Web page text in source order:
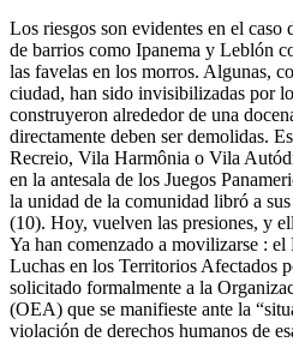
Los riesgos son evidentes en el
de barrios como Ipanema y Leblón
las favelas en los morros. Algunas,
ciudad, han sido invisibilizadas por
construyeron alrededor de una
directamente deben ser demolidas.
Recreio, Vila Harmônia o Vila
en la antesala de los Juegos
la unidad de la comunidad libró a
(10). Hoy, vuelven las presiones, y
Ya han comenzado a movilizarse :
Luchas en los Territorios Afectados
solicitado formalmente a la
(OEA) que se manifieste ante la
violación de derechos humanos de